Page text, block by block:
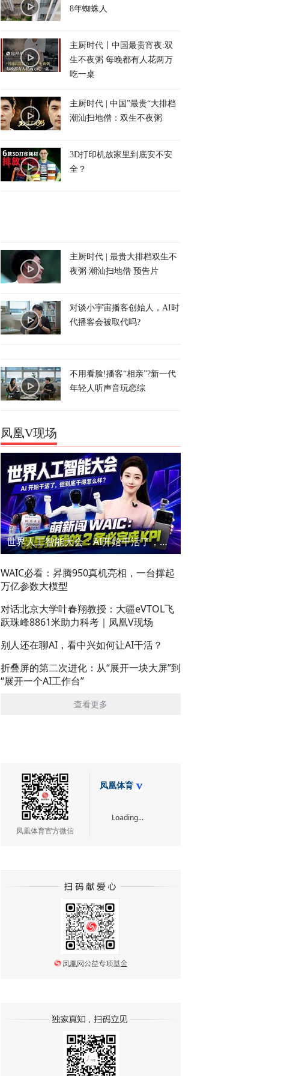
8年蜘蛛人
主厨时代丨中国最贵宵夜:双
生不夜粥 每晚都有人花两万
吃一桌
主厨时代 | 中国”最贵“大排档
潮汕扫地僧：双生不夜粥
3D打印机放家里到底安不安
全？
主厨时代 | 最贵大排档双生不
夜粥 潮汕扫地僧 预告片
对谈小宇宙播客创始人，AI时
代播客会被取代吗?
不用看脸!播客“相亲”?新一代
年轻人听声音玩恋综
凤凰V现场
世界人工智能大会：AI开始干活了，但到底干的怎么样？萌新闯WAIC
WAIC必看：昇腾950真机亮相，一台撑起
万亿参数大模型
对话北京大学叶春翔教授：大疆eVTOL飞
跃珠峰8861米助力科考｜凤凰V现场
别人还在聊AI，看中兴如何让AI干活？
折叠屏的第二次进化：从“展开一块大屏”到
“展开一个AI工作台”
查看更多
凤凰体育官方微信
凤凰体育
Loading...